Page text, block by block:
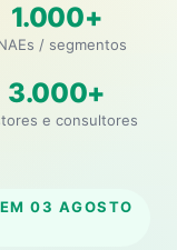
1.000+
/ segmentos
3.000+
e consultores
03 AGOSTO